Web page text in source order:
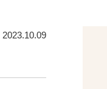
2023.10.09